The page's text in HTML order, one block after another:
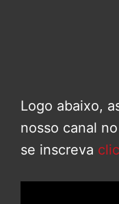
Logo abaixo,
nosso canal
se inscreva